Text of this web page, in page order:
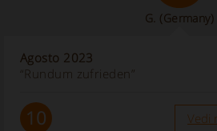
G. (Germany)
Agosto 2023
“Rundum zufrieden”
10 Vedi